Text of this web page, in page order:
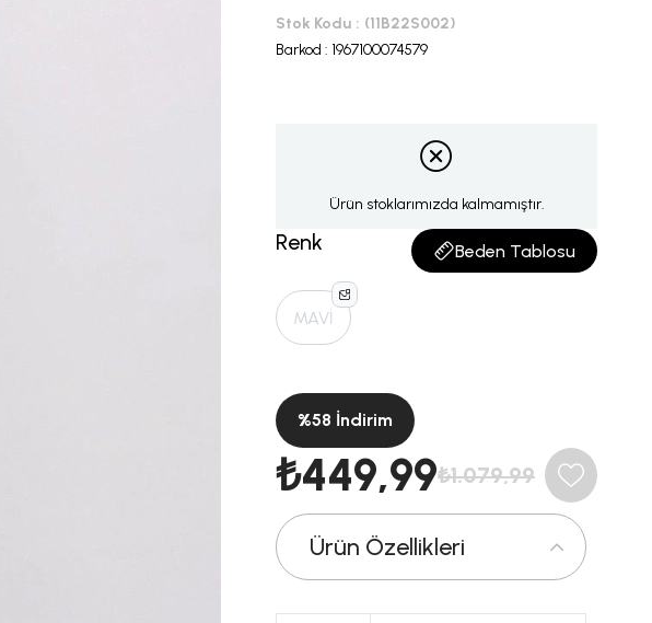
Stok Kodu
(11B22S002)
Barkod : 1967100074579
Ürün stoklarımızda kalmamıştır.
Renk Beden Tablosu
MAVİ
%58 İndirim
₺1.079,99
₺449,99
Ürün Özellikleri